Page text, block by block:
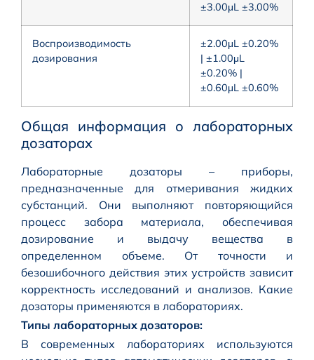
±3.00μL ±3.00%
Воспроизводимость
дозирования
±2.00μL ±0.20%
| ±1.00μL
±0.20% |
±0.60μL ±0.60%
Общая информация о лабораторных
дозаторах
Лабораторные дозаторы – приборы,
предназначенные для отмеривания жидких
субстанций. Они выполняют повторяющийся
процесс забора материала, обеспечивая
дозирование и выдачу вещества в
определенном объеме. От точности и
безошибочного действия этих устройств зависит
корректность исследований и анализов. Какие
дозаторы применяются в лабораториях.
Типы лабораторных дозаторов:
В современных лабораториях используются